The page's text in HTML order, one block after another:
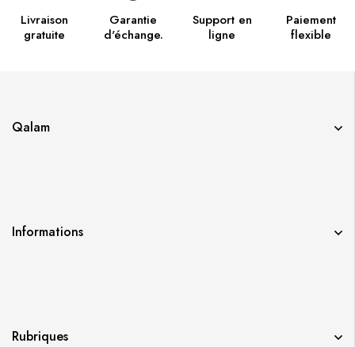
Livraison
gratuite
Garantie
d'échange.
Support en
ligne
Paiement
flexible
Qalam
Informations
Rubriques